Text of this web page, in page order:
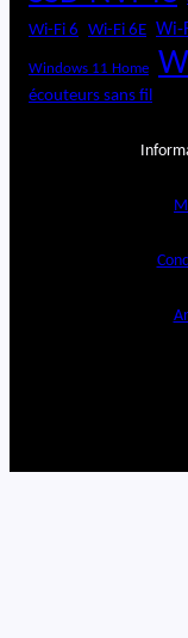
Wi-Fi 6 Wi-Fi 6E Wi-
Windows 11 Home
écouteurs sans fil